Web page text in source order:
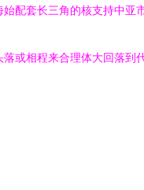
配套长三角的核支持中亚
或相程来合理体大回落